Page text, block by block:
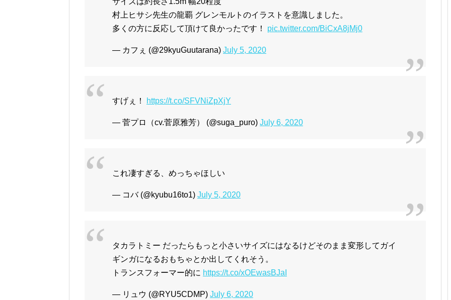
村上ヒサシ先生の龍覇 グレンモルトのイラストを意識しました。
多くの方に反応して頂けて良かったです！ pic.twitter.com/BiCxA8jMj0
— カフぇ (@29kyuGuutarana) July 5, 2020
すげぇ！ https://t.co/SFVNiZpXjY
— 菅プロ（cv.菅原雅芳） (@suga_puro) July 6, 2020
これ凄すぎる、めっちゃほしい
— コバ (@kyubu16to1) July 5, 2020
タカラトミー だったらもっと小さいサイズにはなるけどそのまま変形してガイ
ギンガになるおもちゃとか出してくれそう。
トランスフォーマー的に https://t.co/xOEwasBJaI
— リュウ (@RYU5CDMP) July 6, 2020